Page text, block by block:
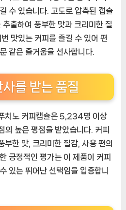
수 있습니다. 고도로 압축된 캡슐
출하여 풍부한 맛과 크리미한 질
맛있는 커피를 즐길 수 있어 편
같은 즐거움을 선사합니다.
를 받는 품질
치노 커피캡슐은 5,234명 이상
높은 평점을 받았습니다. 커피
부한 맛, 크리미한 질감, 사용 편의
긍정적인 평가는 이 제품이 커피
있는 뛰어난 선택임을 입증합니